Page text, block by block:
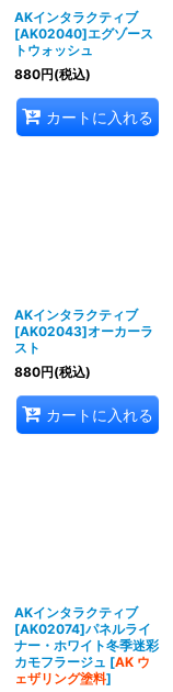
AKインタラクティブ
[AK02040]エグゾース
トウォッシュ
880円(税込)
カートに入れる
AKインタラクティブ
[AK02043]オーカーラ
スト
880円(税込)
カートに入れる
AKインタラクティブ
[AK02074]パネルライ
ナー・ホワイト冬季迷彩
カモフラージュ [AK ウ
ェザリング塗料]